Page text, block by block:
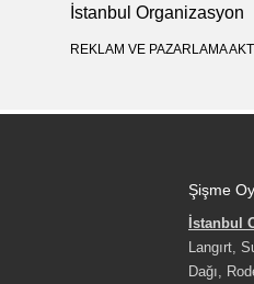
REKLAM VE PAZARLAMA
Şişme
İstanbul
Langırt,
Dağı,